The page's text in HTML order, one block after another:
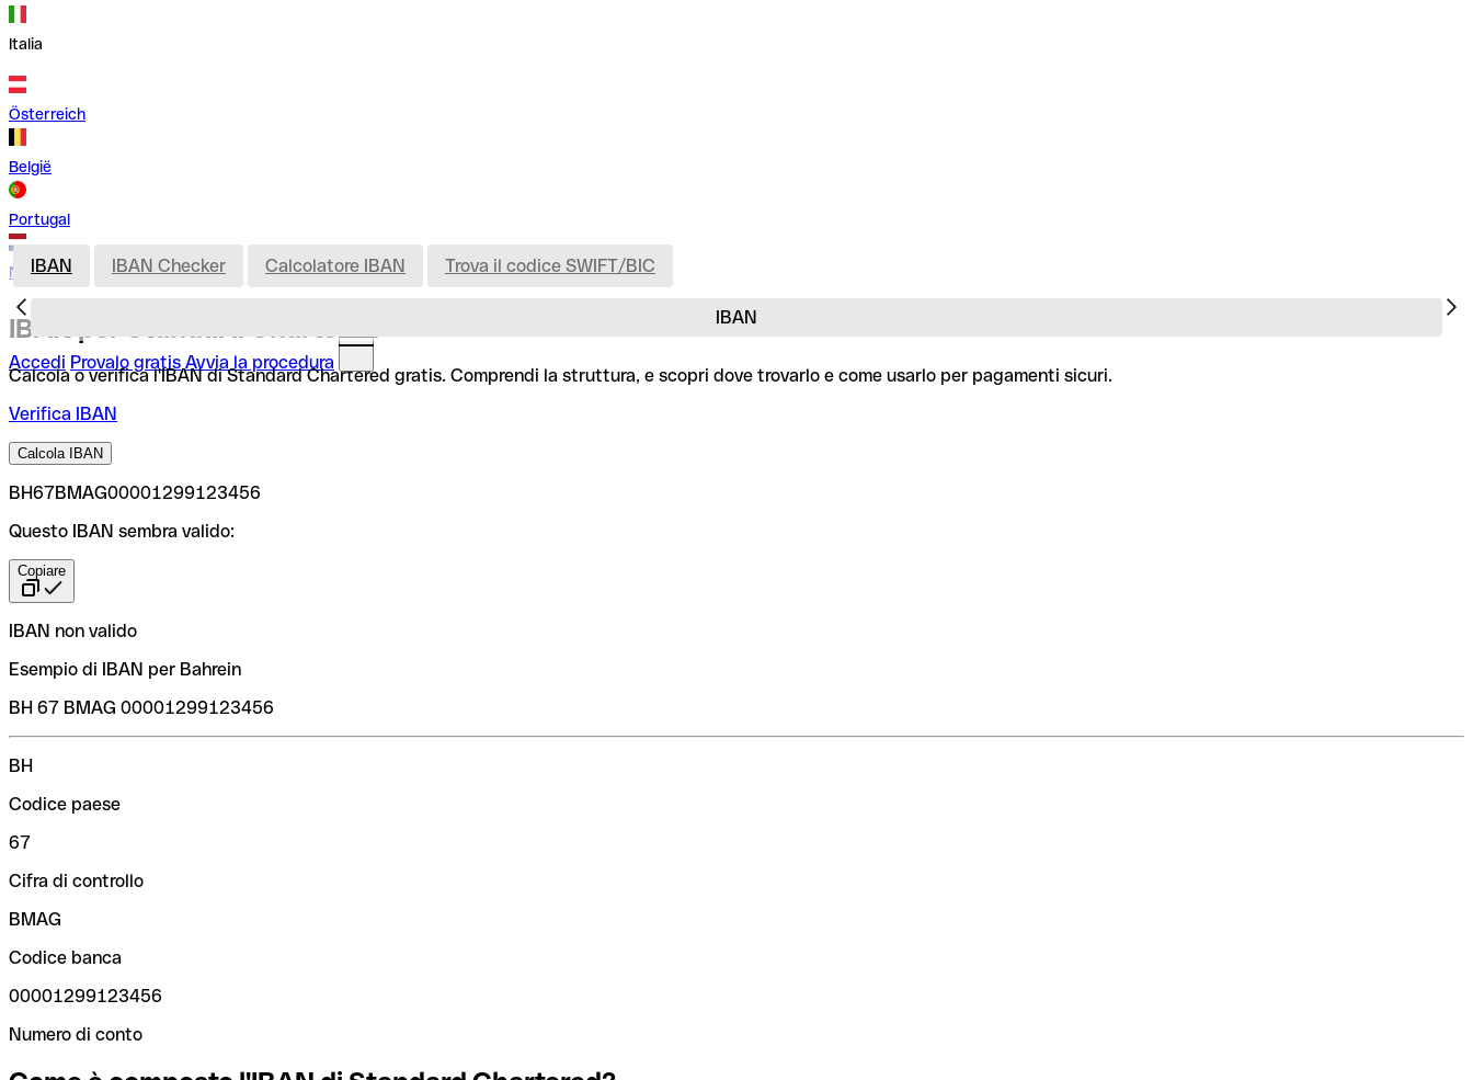
Italia
Österreich
België
Portugal
Nederland
Accedi Provalo gratis Avvia la procedura
IBAN
IBAN IBAN Checker Calcolatore IBAN Trova il codice SWIFT/BIC
IBAN per Standard Chartered
Calcola o verifica l'IBAN di Standard Chartered gratis. Comprendi la struttura, e scopri dove trovarlo e come usarlo per pagamenti sicuri.
Verifica IBAN
Calcola IBAN
BH67BMAG00001299123456
Questo IBAN sembra valido:
Copiare
IBAN non valido
Esempio di IBAN per Bahrein
BH 67 BMAG 00001299123456
BH
Codice paese
67
Cifra di controllo
BMAG
Codice banca
00001299123456
Numero di conto